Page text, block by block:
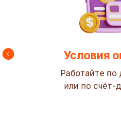
Условия
Работайте по
или по счёт-